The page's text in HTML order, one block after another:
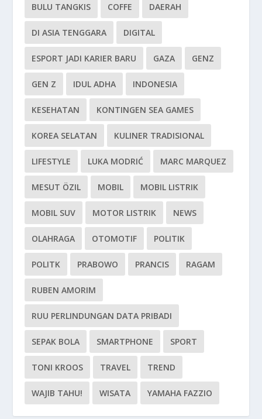
BULU TANGKIS COFFE DAERAH
DI ASIA TENGGARA DIGITAL
ESPORT JADI KARIER BARU GAZA GENZ
GEN Z IDUL ADHA INDONESIA
KESEHATAN KONTINGEN SEA GAMES
KOREA SELATAN KULINER TRADISIONAL
LIFESTYLE LUKA MODRIĆ MARC MARQUEZ
MESUT ÖZIL MOBIL MOBIL LISTRIK
MOBIL SUV MOTOR LISTRIK NEWS
OLAHRAGA OTOMOTIF POLITIK
POLITK PRABOWO PRANCIS RAGAM
RUBEN AMORIM
RUU PERLINDUNGAN DATA PRIBADI
SEPAK BOLA SMARTPHONE SPORT
TONI KROOS TRAVEL TREND
WAJIB TAHU! WISATA YAMAHA FAZZIO